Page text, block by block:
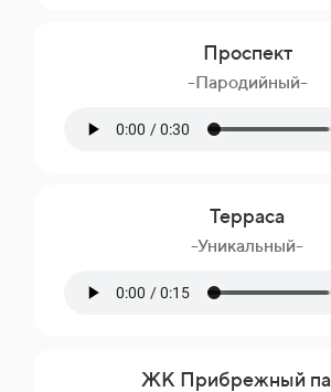
Проспект
-Пародийный-
Терраса
-Уникальный-
ЖК Прибрежный